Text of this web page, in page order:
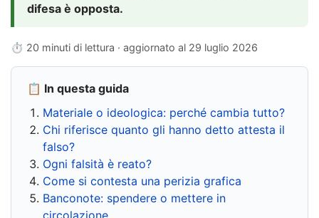
difesa è opposta.
⏱ 20 minuti di lettura · aggiornato al 29 luglio 2026
📋 In questa guida
Materiale o ideologica: perché cambia tutto?
Chi riferisce quanto gli hanno detto attesta il
falso?
Ogni falsità è reato?
Come si contesta una perizia grafica
Banconote: spendere o mettere in
circolazione